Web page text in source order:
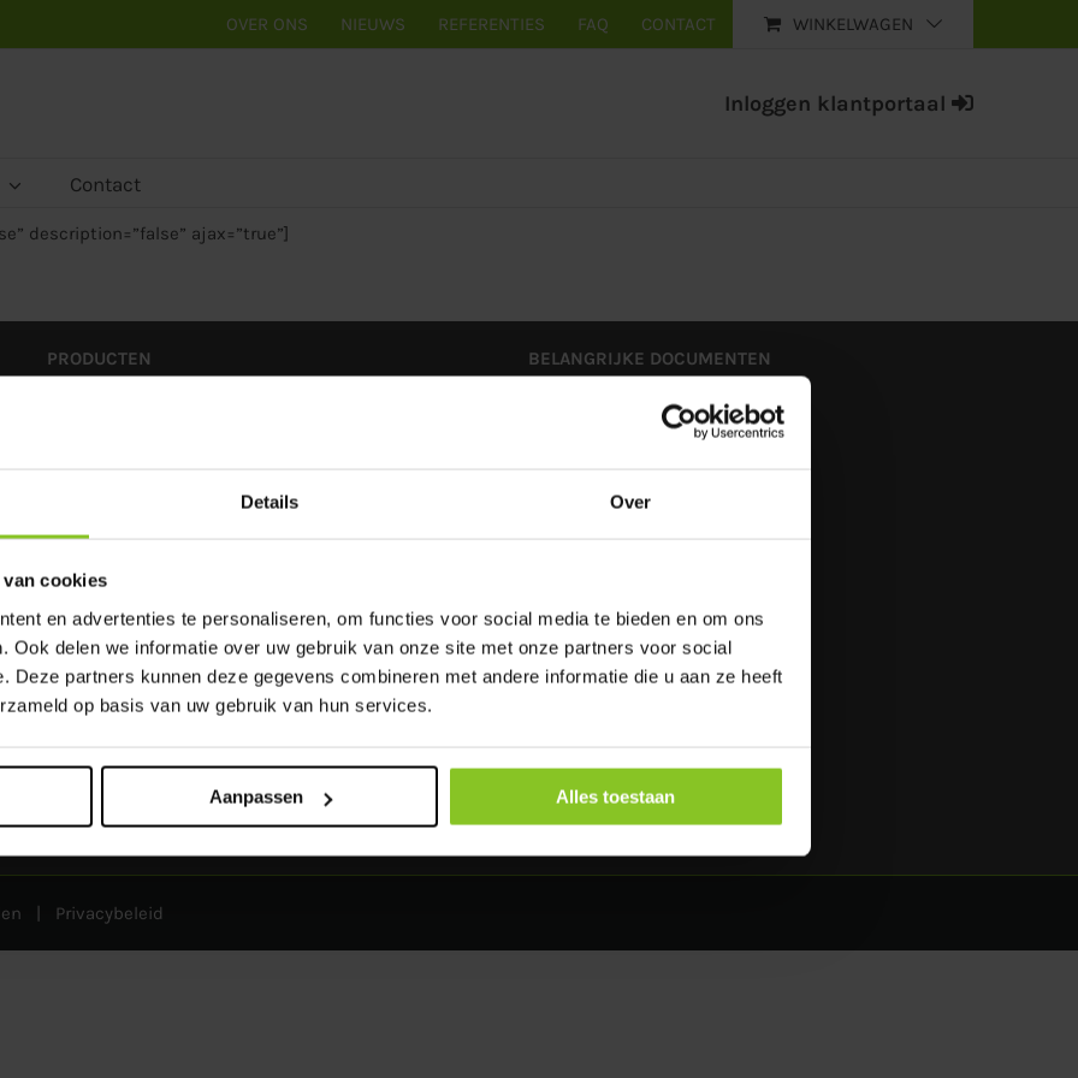
Details Over
cookies
en advertenties te personaliseren, om functies voor social media te bieden en om ons
Ook delen we informatie over uw gebruik van onze site met onze partners voor social
Deze partners kunnen deze gegevens combineren met andere informatie die u aan ze heeft
op basis van uw gebruik van hun services.
Aanpassen Alles toestaan
OVER ONS NIEUWS REFERENTIES FAQ CONTACT WINKELWAGEN
Inloggen klantportaal
Contact
description=”false” ajax=”true”]
PRODUCTEN
-Schaftwagens
-Plaszuilen
BELANGRIJKE DOCUMENTEN
Algemene voorwaarden
VACATURES
| Privacybeleid